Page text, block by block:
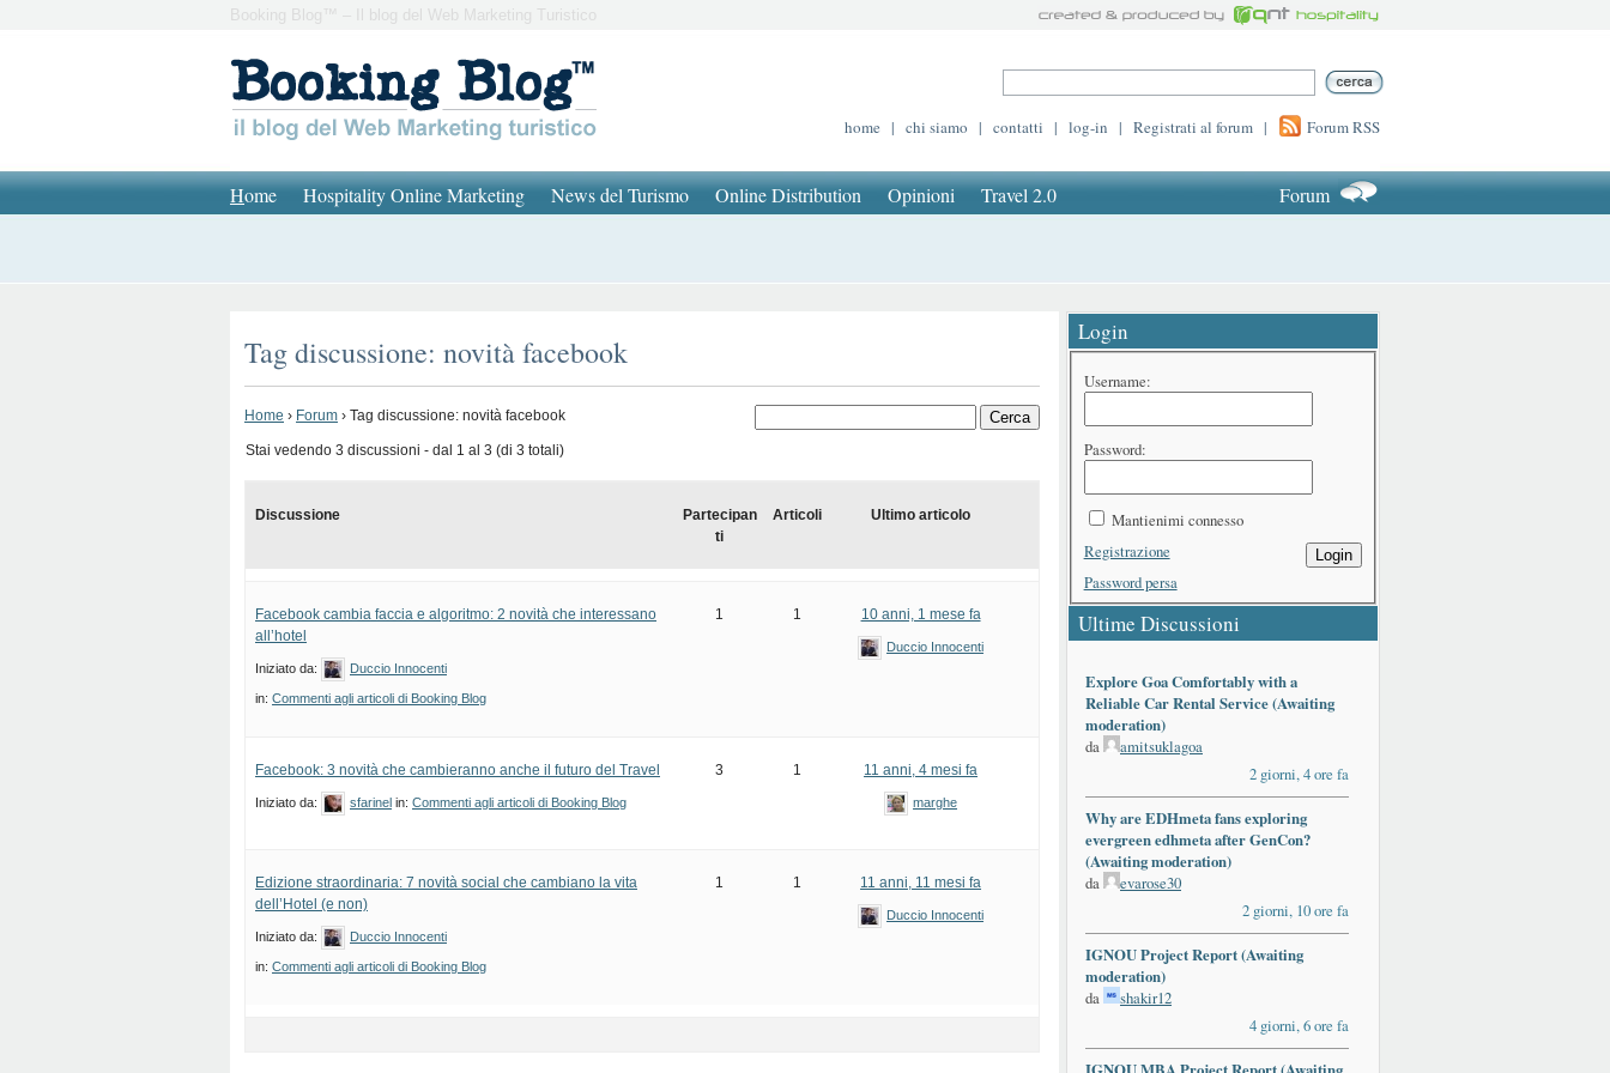
Booking Blog™ – Il blog del Web Marketing Turistico
home | chi siamo | contatti | log-in | Registrati al forum | Forum RSS
Home Hospitality Online Marketing News del Turismo Online Distribution Opinioni Travel 2.0 Forum
Tag discussione: novità facebook
Home › Forum › Tag discussione: novità facebook
Stai vedendo 3 discussioni - dal 1 al 3 (di 3 totali)
Discussione
Partecipan
ti
Articoli Ultimo articolo
Facebook cambia faccia e algoritmo: 2 novità che interessano
all’hotel
Iniziato da: Duccio Innocenti
in: Commenti agli articoli di Booking Blog
1 1 10 anni, 1 mese fa
Duccio Innocenti
Facebook: 3 novità che cambieranno anche il futuro del Travel
Iniziato da: sfarinel in: Commenti agli articoli di Booking Blog
3 1 11 anni, 4 mesi fa
marghe
Edizione straordinaria: 7 novità social che cambiano la vita
dell’Hotel (e non)
Iniziato da: Duccio Innocenti
in: Commenti agli articoli di Booking Blog
1 1 11 anni, 11 mesi fa
Duccio Innocenti
Login
Username:
Password:
Mantienimi connesso
Login
Registrazione
Password persa
Ultime Discussioni
Explore Goa Comfortably with a
Reliable Car Rental Service (Awaiting
moderation)
da
amitsuklagoa
2 giorni, 4 ore fa
Why are EDHmeta fans exploring
evergreen edhmeta after GenCon?
(Awaiting moderation)
da
evarose30
2 giorni, 10 ore fa
IGNOU Project Report (Awaiting
moderation)
da
shakir12
4 giorni, 6 ore fa